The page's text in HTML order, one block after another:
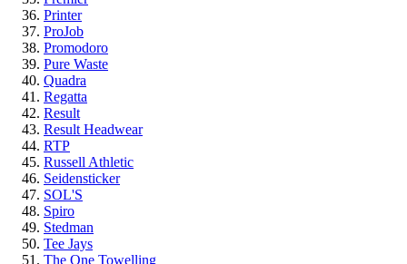
Printer
ProJob
Promodoro
Pure Waste
Quadra
Regatta
Result
Result Headwear
RTP
Russell Athletic
Seidensticker
SOL'S
Spiro
Stedman
Tee Jays
The One Towelling